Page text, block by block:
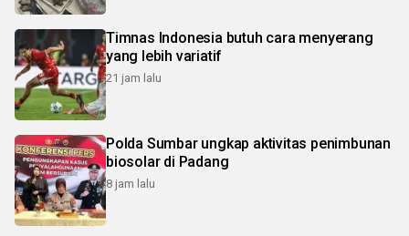
Timnas Indonesia butuh cara menyerang
yang lebih variatif
21 jam lalu
Polda Sumbar ungkap aktivitas penimbunan
biosolar di Padang
8 jam lalu